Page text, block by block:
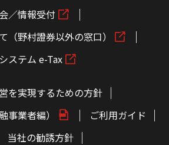
／情報受付
（野村證券以外の窓口）
ステム e-Tax
を実現するための方針
事業者編）
ご利用ガイド
当社の勧誘方針